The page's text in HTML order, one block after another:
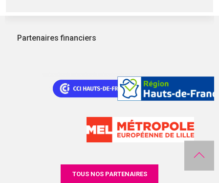
Partenaires financiers
TOUS NOS PARTENAIRES